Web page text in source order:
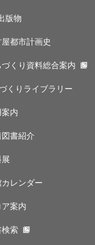
版物
都市計画史
づくり資料総合案内
くりライブラリー
内
図書紹介
展
レンダー
ア案内
検索